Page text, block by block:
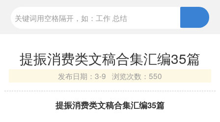
提振消费类文稿合集汇编35篇
发布日期： 3-9 浏览次数： 550
提振消费类文稿合集汇编35篇